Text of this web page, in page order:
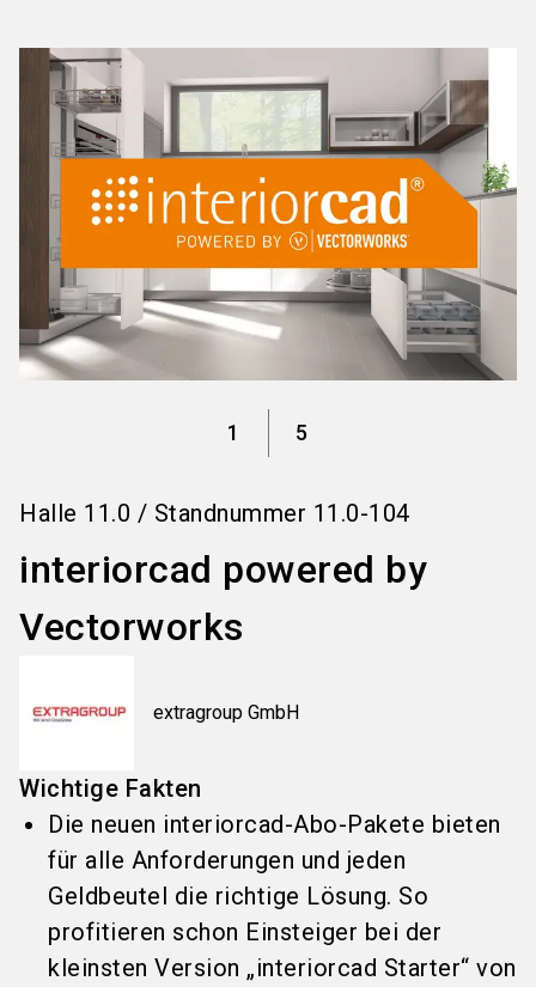
search
1 5
Halle 11.0 / Standnummer 11.0-104
interiorcad powered by
Vectorworks
extragroup GmbH
Wichtige Fakten
Die neuen interiorcad-Abo-Pakete bieten
für alle Anforderungen und jeden
Geldbeutel die richtige Lösung. So
profitieren schon Einsteiger bei der
kleinsten Version „interiorcad Starter“ von